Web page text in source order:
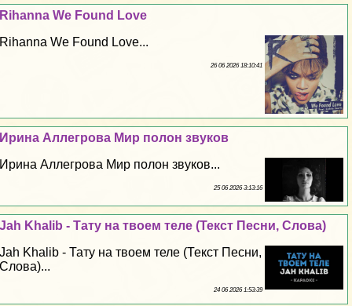
Rihanna We Found Love
Rihanna We Found Love...
26 06 2026 18:10:41
Ирина Аллегрова Мир полон звуков
Ирина Аллегрова Мир полон звуков...
25 06 2026 3:13:16
Jah Khalib - Тату на твоем теле (Текст Песни, Слова)
Jah Khalib - Тату на твоем теле (Текст Песни,
Слова)...
24 06 2026 1:53:39